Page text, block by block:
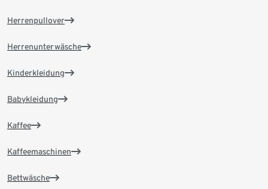
Herrenpullover
Herrenunterwäsche
Kinderkleidung
Babykleidung
Kaffee
Kaffeemaschinen
Bettwäsche